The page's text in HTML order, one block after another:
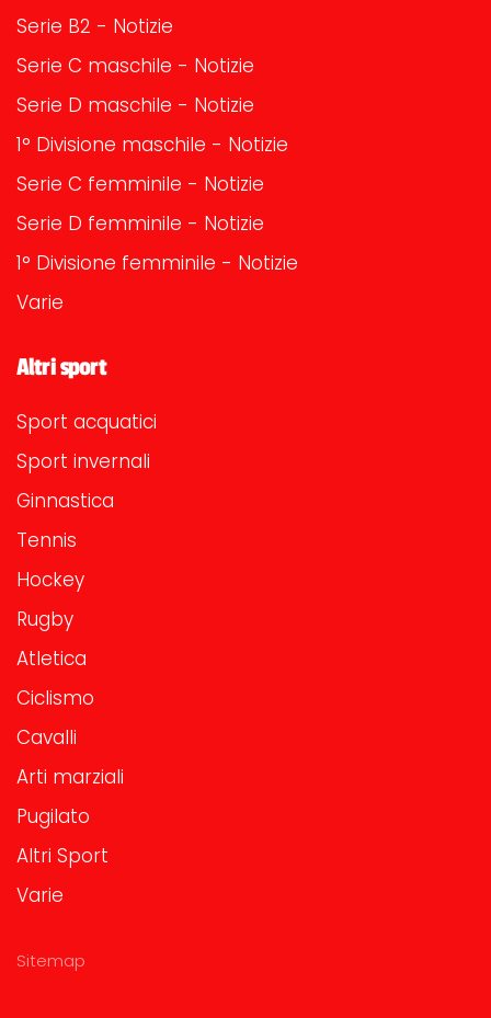
Serie B2 - Notizie
Serie C maschile - Notizie
Serie D maschile - Notizie
1° Divisione maschile - Notizie
Serie C femminile - Notizie
Serie D femminile - Notizie
1° Divisione femminile - Notizie
Varie
Altri sport
Sport acquatici
Sport invernali
Ginnastica
Tennis
Hockey
Rugby
Atletica
Ciclismo
Cavalli
Arti marziali
Pugilato
Altri Sport
Varie
Sitemap